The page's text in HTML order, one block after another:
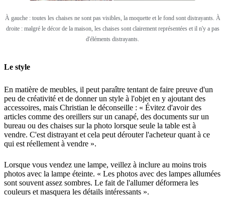
À gauche : toutes les chaises ne sont pas visibles, la moquette et le fond sont distrayants. À
droite : malgré le décor de la maison, les chaises sont clairement représentées et il n'y a pas
d'éléments distrayants.
Le style
En matière de meubles, il peut paraître tentant de faire preuve d'un
peu de créativité et de donner un style à l'objet en y ajoutant des
accessoires, mais Christian le déconseille : « Évitez d'avoir des
articles comme des oreillers sur un canapé, des documents sur un
bureau ou des chaises sur la photo lorsque seule la table est à
vendre. C'est distrayant et cela peut dérouter l'acheteur quant à ce
qui est réellement à vendre ».
Lorsque vous vendez une lampe, veillez à inclure au moins trois
photos avec la lampe éteinte. « Les photos avec des lampes allumées
sont souvent assez sombres. Le fait de l'allumer déformera les
couleurs et masquera les détails intéressants ».